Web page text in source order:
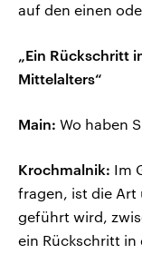
auf den einen
„Ein Rückschritt
Mittelalters“
Main: Wo haben
Krochmalnik: Im
fragen, ist die Art
geführt wird,
ein Rückschritt in